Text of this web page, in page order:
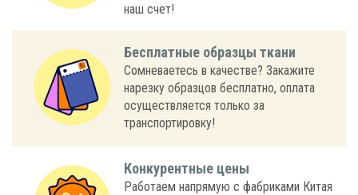
наш счет!
Бесплатные образцы ткани
Сомневаетесь в качестве? Закажите
нарезку образцов бесплатно, оплата
осуществляется только за
транспортировку!
Конкурентные цены
Работаем напрямую с фабриками Китая